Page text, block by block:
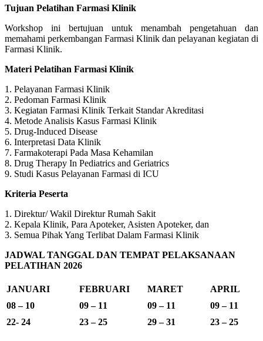
Tujuan Pelatihan Farmasi Klinik
Workshop ini bertujuan untuk menambah pengetahuan dan
memahami perkembangan Farmasi Klinik dan pelayanan kegiatan di
Farmasi Klinik.
Materi Pelatihan Farmasi Klinik
1. Pelayanan Farmasi Klinik
2. Pedoman Farmasi Klinik
3. Kegiatan Farmasi Klinik Terkait Standar Akreditasi
4. Metode Analisis Kasus Farmasi Klinik
5. Drug-Induced Disease
6. Interpretasi Data Klinik
7. Farmakoterapi Pada Masa Kehamilan
8. Drug Therapy In Pediatrics and Geriatrics
9. Studi Kasus Pelayanan Farmasi di ICU
Kriteria Peserta
1. Direktur/ Wakil Direktur Rumah Sakit
2. Kepala Klinik, Para Apoteker, Asisten Apoteker, dan
3. Semua Pihak Yang Terlibat Dalam Farmasi Klinik
JADWAL TANGGAL DAN TEMPAT PELAKSANAAN
PELATIHAN 2026
JANUARI FEBRUARI MARET
APRIL
08 – 10
09 – 11 09 – 11
09 – 11
22- 24
23 – 25 29 – 31 23 – 25